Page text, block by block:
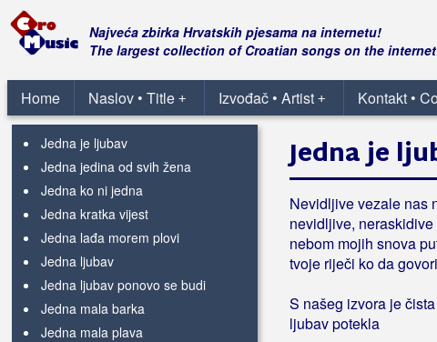
Najveća zbirka Hrvatskih pjesama na internetu!
The largest collection of Croatian songs on the
Home +
Naslov • Title +
Izvođač • Artist Kontakt •
Jedna će mandolina
Jedna dubrovčanka
Jedna i jedina
Jedna je Hrvatska
Jedna je ljubav
Jedna jedina od svih žena
Jedna ko ni jedna
Jedna kratka vijest
Jedna lađa morem plovi
Jedna ljubav
Jedna ljubav ponovo se budi
Jedna mala barka
Jedna mala plava
Jedna je
Nevidljive vezale nas
nevidljive, neraskidive
nebom mojih snova
tvoje riječi ko da
S našeg izvora je čista
ljubav potekla